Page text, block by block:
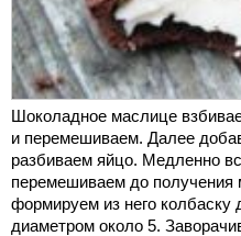
Шоколадное маслице
и перемешиваем. Далее
разбиваем яйцо. Медленно
перемешиваем до получения
формируем из него колбаску
диаметром около 5.